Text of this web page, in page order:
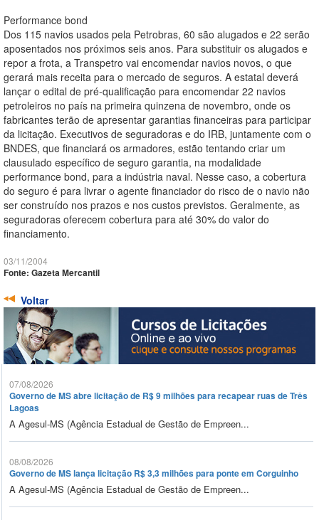
Performance bond
Dos 115 navios usados pela Petrobras, 60 são alugados e 22 serão
aposentados nos próximos seis anos. Para substituir os alugados e
repor a frota, a Transpetro vai encomendar navios novos, o que
gerará mais receita para o mercado de seguros. A estatal deverá
lançar o edital de pré-qualificação para encomendar 22 navios
petroleiros no país na primeira quinzena de novembro, onde os
fabricantes terão de apresentar garantias financeiras para participar
da licitação. Executivos de seguradoras e do IRB, juntamente com o
BNDES, que financiará os armadores, estão tentando criar um
clausulado específico de seguro garantia, na modalidade
performance bond, para a indústria naval. Nesse caso, a cobertura
do seguro é para livrar o agente financiador do risco de o navio não
ser construído nos prazos e nos custos previstos. Geralmente, as
seguradoras oferecem cobertura para até 30% do valor do
financiamento.
03/11/2004
Fonte: Gazeta Mercantil
Voltar
07/08/2026
Governo de MS abre licitação de R$ 9 milhões para recapear ruas de Três
Lagoas
A Agesul-MS (Agência Estadual de Gestão de Empreen...
08/08/2026
Governo de MS lança licitação R$ 3,3 milhões para ponte em Corguinho
A Agesul-MS (Agência Estadual de Gestão de Empreen...